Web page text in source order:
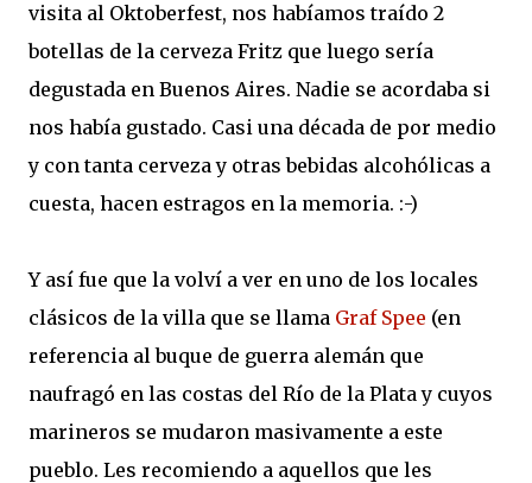
visita al Oktoberfest, nos habíamos traído 2
botellas de la cerveza Fritz que luego sería
degustada en Buenos Aires. Nadie se acordaba si
nos había gustado. Casi una década de por medio
y con tanta cerveza y otras bebidas alcohólicas a
cuesta, hacen estragos en la memoria. :-)
Y así fue que la volví a ver en uno de los locales
clásicos de la villa que se llama Graf Spee (en
referencia al buque de guerra alemán que
naufragó en las costas del Río de la Plata y cuyos
marineros se mudaron masivamente a este
pueblo. Les recomiendo a aquellos que les